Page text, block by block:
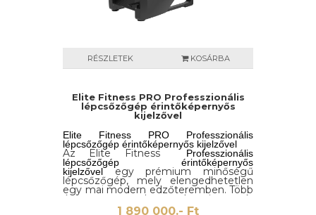
RÉSZLETEK KOSÁRBA
Elite Fitness PRO Professzionális
lépcsőzőgép érintőképernyős
kijelzővel
Elite Fitness PRO Professzionális
lépcsőzőgép érintőképernyős kijelzővel
Az Elite Fitness
Professzionális
lépcsőzőgép érintőképernyős
kijelzővelegy prémium minőségű
lépcsőzőgép, mely elengedhetetlen
egy mai modern edzőteremben. Több
éves tapasztalatra és innovatív
technológiára épül, mely könnyen
1 890 000.- Ft